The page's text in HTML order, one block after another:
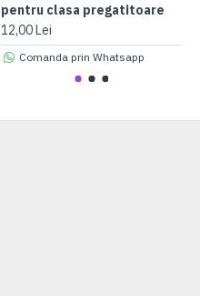
pentru clasa pregatitoare
12,00 Lei
Comanda prin Whatsapp